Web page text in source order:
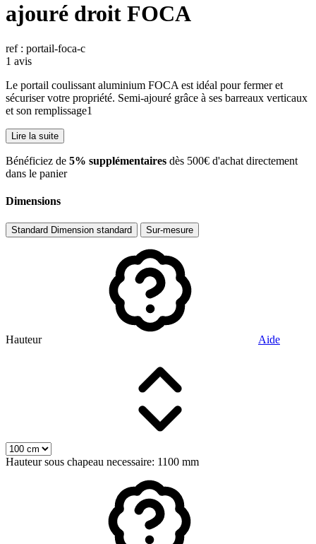
ajouré droit FOCA
ref : portail-foca-c
1 avis
Le portail coulissant aluminium FOCA est idéal pour fermer et
sécuriser votre propriété. Semi-ajouré grâce à ses barreaux verticaux
et son remplissage1
Lire la suite
​Bénéficiez de 5% supplémentaires dès 500€ d'achat directement
dans le panier
Dimensions
Standard Dimension standard Sur-mesure
Hauteur Aide
Hauteur sous chapeau necessaire: 1100 mm